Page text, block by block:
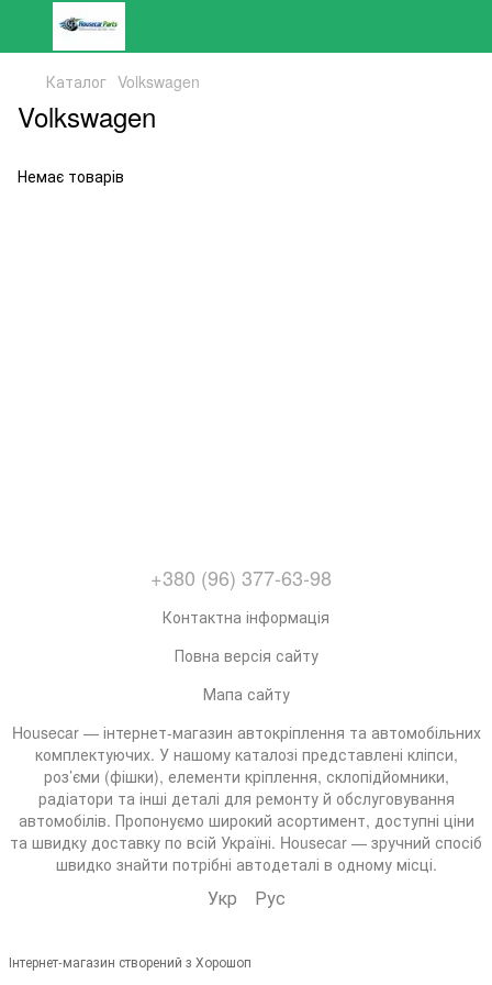
Каталог Volkswagen
Volkswagen
Немає товарів
+380 (96) 377-63-98
Контактна інформація
Повна версія сайту
Мапа сайту
Housecar — інтернет-магазин автокріплення та автомобільних
комплектуючих. У нашому каталозі представлені кліпси,
роз’єми (фішки), елементи кріплення, склопідйомники,
радіатори та інші деталі для ремонту й обслуговування
автомобілів. Пропонуємо широкий асортимент, доступні ціни
та швидку доставку по всій Україні. Housecar — зручний спосіб
швидко знайти потрібні автодеталі в одному місці.
Укр Рус
Інтернет-магазин створений з Хорошоп